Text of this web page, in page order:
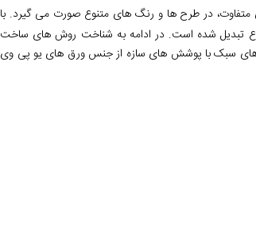
متفاوت، در طرح ها و رنگ های متنوع صورت می گیرد. با
تبدیل شده است. در ادامه به شناخت روش های ساخت
های سبک با پوشش های سازه از جنس ورق های یو پی وی